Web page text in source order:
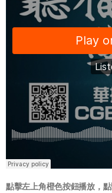
點擊左上角橙色按鈕播放，